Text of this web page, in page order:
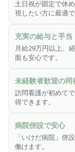
きめ細やかなケア
ご利用者様がどん
しく訪問していま
提供するため、私
います！
訪問看護は未経験
しますので、安
や昇給・賞与もあ
利厚生も充実して
当ステーション
応が取れる方、そ
土日祝が固定で休
視したい方に最適で
充実の給与と手当
月給29万円以上、
面も安心です。
未経験者歓迎の同
訪問看護が初めて
得できます。
病院併設で安心
「いけだ病院」併
働けます。